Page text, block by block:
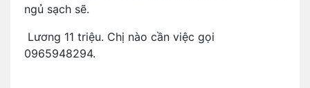
ngủ sạch sẽ.
Lương 11 triệu. Chị nào cần việc gọi
0965948294.